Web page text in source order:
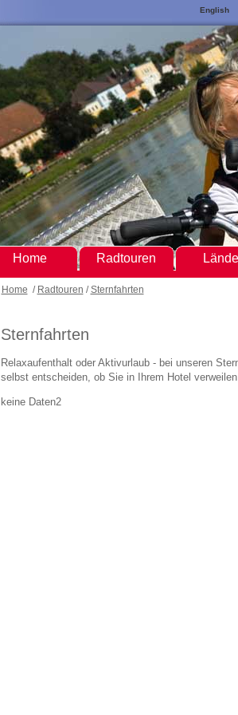
Home / Radtouren /Sternfahrten
Sternfahrten
Relaxaufenthalt oder Aktivurlaub - bei unseren
selbst entscheiden, ob Sie in Ihrem Hotel
keine Daten2
English
Home Radtouren